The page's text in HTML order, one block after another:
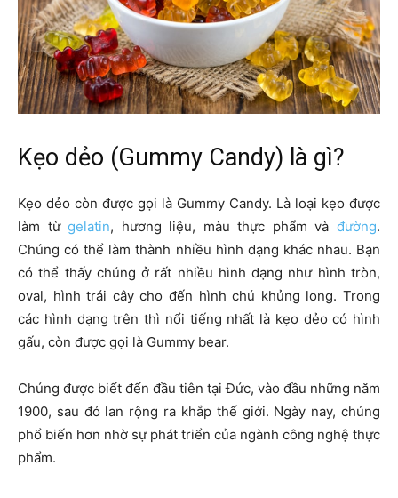
Kẹo dẻo (Gummy Candy) là gì?
Kẹo dẻo còn được gọi là Gummy Candy. Là loại kẹo được
làm từgelatin, hương liệu, màu thực phẩm vàđường.
Chúng có thể làm thành nhiều hình dạng khác nhau. Bạn
có thể thấy chúng ở rất nhiều hình dạng như hình tròn,
oval, hình trái cây cho đến hình chú khủng long. Trong
các hình dạng trên thì nổi tiếng nhất là kẹo dẻo có hình
gấu, còn được gọi là Gummy bear.
Chúng được biết đến đầu tiên tại Đức, vào đầu những năm
1900, sau đó lan rộng ra khắp thế giới. Ngày nay, chúng
phổ biến hơn nhờ sự phát triển của ngành công nghệ thực
phẩm.